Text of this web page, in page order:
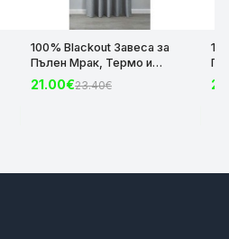
100% Blackout Завеса за
Пълен Мрак, Термо и
Шумоизолираща с коланче
цвят Сив, 175х140 и
21.00€23.40€